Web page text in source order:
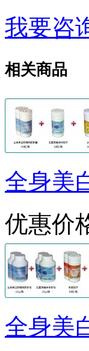
我要咨
相关商品
全身美
优惠价
全身美